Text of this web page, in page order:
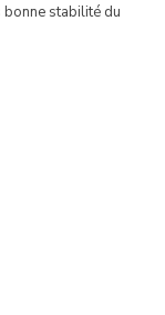
stabilité du